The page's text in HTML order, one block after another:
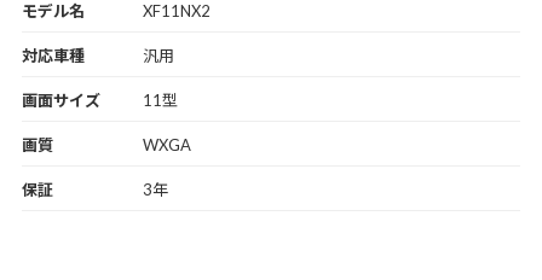
モデル名 XF11NX2
対応車種 汎用
画面サイズ 11型
画質 WXGA
保証 3年